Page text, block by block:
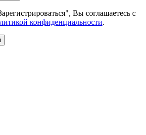
Вы соглашаетесь с
конфиденциальности.